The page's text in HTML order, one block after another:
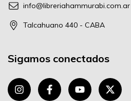
info@libreriahammurabi.com.ar
Talcahuano 440 - CABA
Sigamos conectados